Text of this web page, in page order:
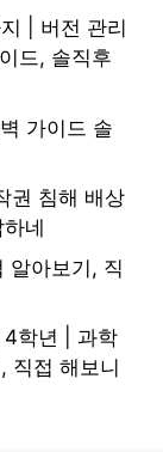
| 버전 관리
드, 솔직후
가이드 솔
권 침해 배상
네
알아보기, 직
4학년 | 과학
직접 해보니